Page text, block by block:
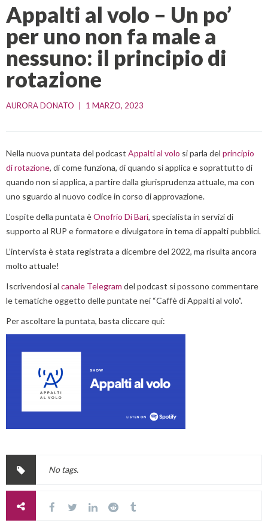
Appalti al volo – Un po’
per uno non fa male a
nessuno: il principio di
rotazione
AURORA DONATO | 1 MARZO, 2023
Nella nuova puntata del podcast Appalti al volo si parla del principio
di rotazione, di come funziona, di quando si applica e soprattutto di
quando non si applica, a partire dalla giurisprudenza attuale, ma con
uno sguardo al nuovo codice in corso di approvazione.
L’ospite della puntata èOnofrio Di Bari, specialista in servizi di
supporto al RUP e formatore e divulgatore in tema di appalti pubblici.
L’intervista è stata registrata a dicembre del 2022, ma risulta ancora
molto attuale!
Iscrivendosi al canale Telegram del podcast si possono commentare
le tematiche oggetto delle puntate nei “Caffè di Appalti al volo”.
Per ascoltare la puntata, basta cliccare qui:
No tags.